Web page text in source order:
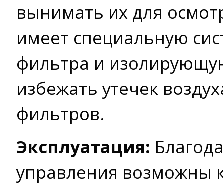
вынимать их для
имеет специальную
фильтра и
избежать утечек
фильтров.
Эксплуатация:
управления возможны